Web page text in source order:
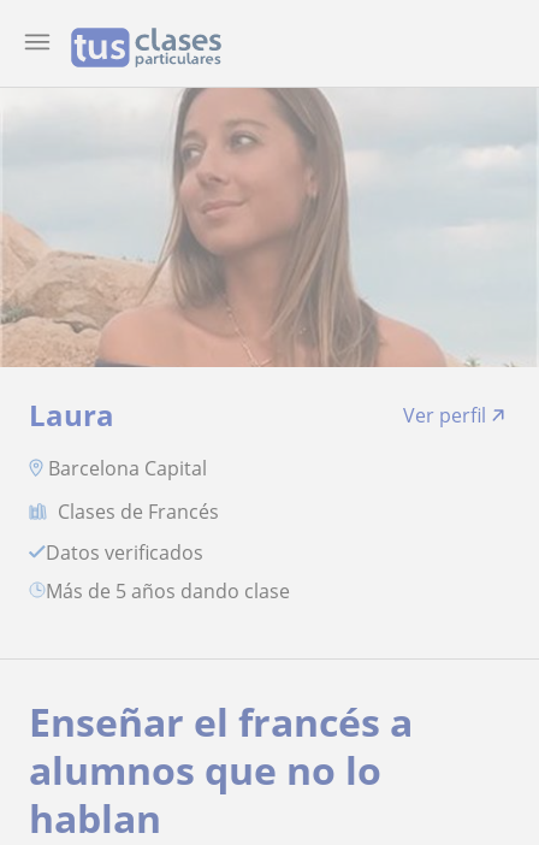
Laura
Ver perfil
Barcelona Capital
Clases de Francés
Datos verificados
más de 5 años dando clase
Enseñar el francés a
alumnos que no lo
hablan